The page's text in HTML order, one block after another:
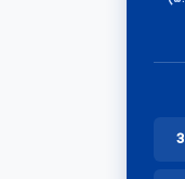
3